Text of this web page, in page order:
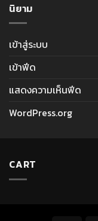
นิยาม
เข้าสู่ระบบ
เข้าฟีด
แสดงความเห็นฟีด
WordPress.org
CART